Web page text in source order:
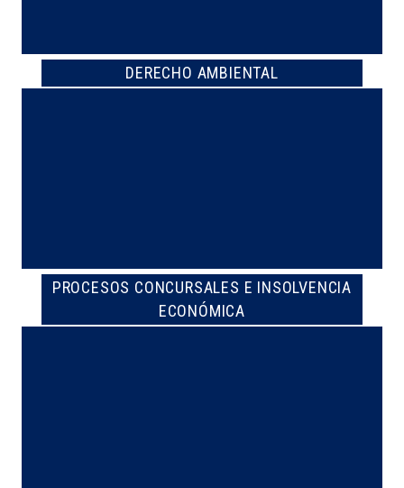
DERECHO AMBIENTAL
PROCESOS CONCURSALES E INSOLVENCIA
ECONÓMICA